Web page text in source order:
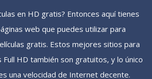
en HD gratis? Entonces aquí tienes
web que puedes utilizar para
gratis. Estos mejores sitios para
Full HD también son gratuitos, y lo único
una velocidad de Internet decente.